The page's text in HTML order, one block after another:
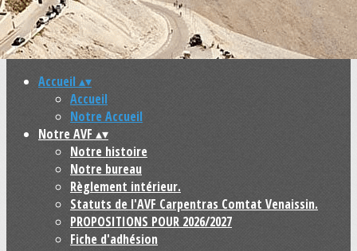
Cliquez pour éditer
Accueil ▴▾
Accueil
Notre Accueil
Notre AVF ▴▾
Notre histoire
Notre bureau
Règlement intérieur.
Statuts de l'AVF Carpentras Comtat Venaissin.
PROPOSITIONS POUR 2026/2027
Fiche d'adhésion